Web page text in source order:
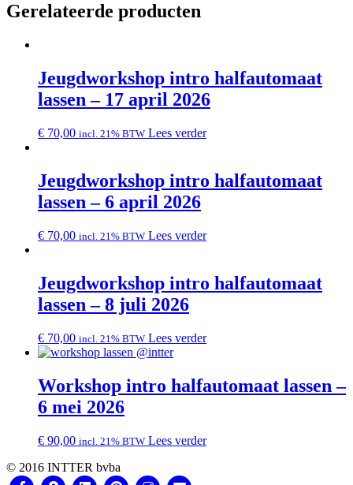
Gerelateerde producten
Jeugdworkshop intro halfautomaat
lassen – 17 april 2026
€ 70,00 incl. 21% BTW Lees verder
Jeugdworkshop intro halfautomaat
lassen – 6 april 2026
€ 70,00 incl. 21% BTW Lees verder
Jeugdworkshop intro halfautomaat
lassen – 8 juli 2026
€ 70,00 incl. 21% BTW Lees verder
Workshop intro halfautomaat lassen –
6 mei 2026
€ 90,00 incl. 21% BTW Lees verder
© 2016 INTTER bvba